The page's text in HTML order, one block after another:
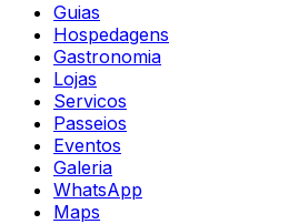
Guias
Hospedagens
Gastronomia
Lojas
Servicos
Passeios
Eventos
Galeria
WhatsApp
Maps